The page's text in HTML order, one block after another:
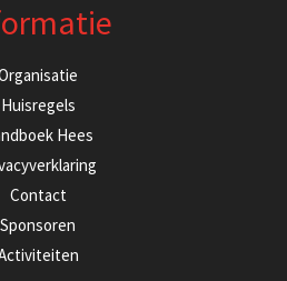
Huisregels
Hees
Contact
Sponsoren